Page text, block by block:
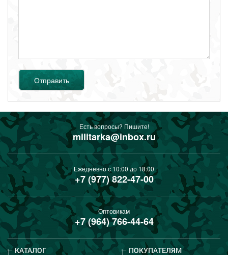
Отправить
Есть вопросы? Пишите!
militarka@inbox.ru
Ежедневно с 10:00 до 18:00
+7 (977) 822-47-00
Оптовикам
+7 (964) 766-44-64
КАТАЛОГ ПОКУПАТЕЛЯМ